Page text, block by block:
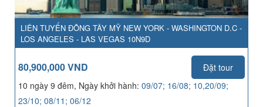
LIÊN TUYẾN ĐÔNG TÂY MỸ NEW YORK - WASHINGTON D.C -
LOS ANGELES - LAS VEGAS 10N9D
80,900,000 VND
Đặt tour
10 ngày 9 đêm, Ngày khởi hành: 09/07; 16/08; 10,20/09;
23/10; 08/11; 06/12